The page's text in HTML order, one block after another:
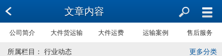
文章内容
公司简介 大件货运输 大件运费 运输案例 售后服务
更多分类
所属栏目： 行业动态